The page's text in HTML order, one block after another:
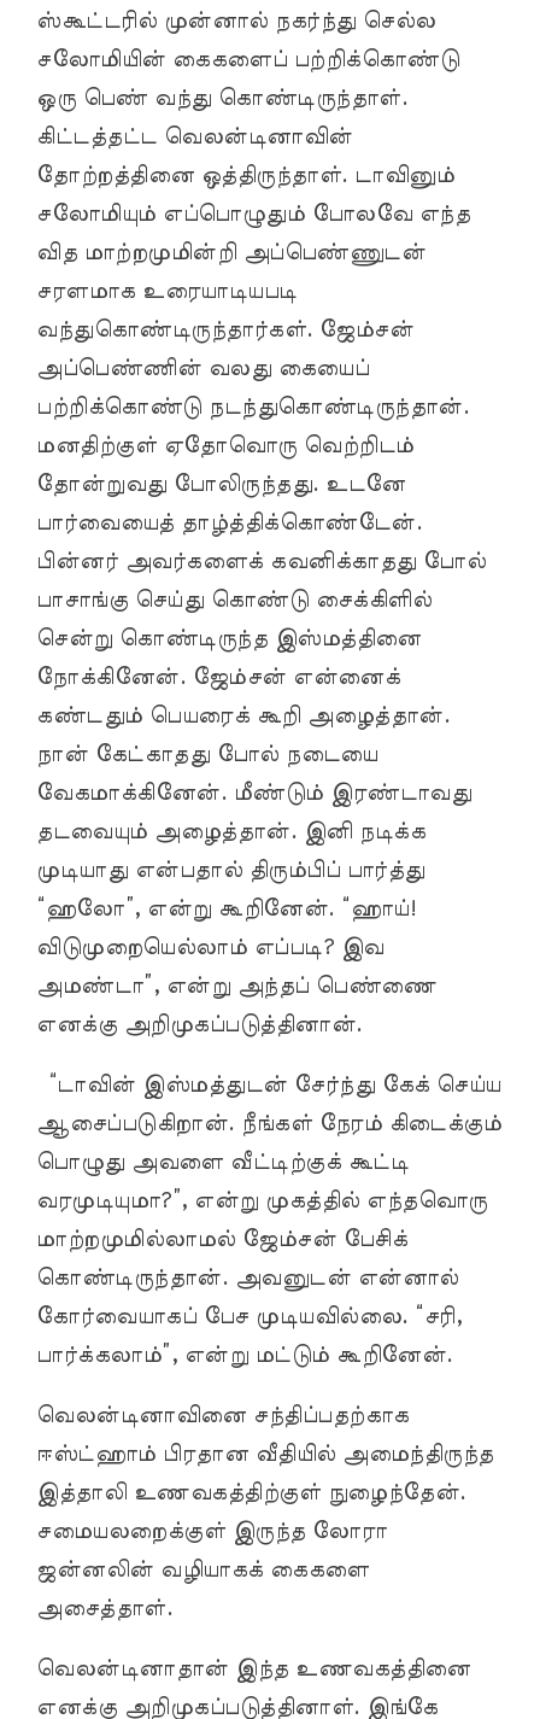
ஸ்கூட்டரில் முன்னால் நகர்ந்து செல்ல
சலோமியின் கைகளைப் பற்றிக்கொண்டு
ஒரு பெண் வந்து கொண்டிருந்தாள்.
கிட்டத்தட்ட வெலன்டினாவின்
தோற்றத்தினை ஒத்திருந்தாள். டாவினும்
சலோமியும் எப்பொழுதும் போலவே எந்த
வித மாற்றமுமின்றி அப்பெண்ணுடன்
சரளமாக உரையாடியபடி
வந்துகொண்டிருந்தார்கள். ஜேம்சன்
அப்பெண்ணின் வலது கையைப்
பற்றிக்கொண்டு நடந்துகொண்டிருந்தான்.
மனதிற்குள் ஏதோவொரு வெற்றிடம்
தோன்றுவது போலிருந்தது. உடனே
பார்வையைத் தாழ்த்திக்கொண்டேன்.
பின்னர் அவர்களைக் கவனிக்காதது போல்
பாசாங்கு செய்து கொண்டு சைக்கிளில்
சென்று கொண்டிருந்த இஸ்மத்தினை
நோக்கினேன். ஜேம்சன் என்னைக்
கண்டதும் பெயரைக் கூறி அழைத்தான்.
நான் கேட்காதது போல் நடையை
வேகமாக்கினேன். மீண்டும் இரண்டாவது
தடவையும் அழைத்தான். இனி நடிக்க
முடியாது என்பதால் திரும்பிப் பார்த்து
“ஹலோ”, என்று கூறினேன். “ஹாய்!
விடுமுறையெல்லாம் எப்படி? இவ
அமண்டா”, என்று அந்தப் பெண்ணை
எனக்கு அறிமுகப்படுத்தினான்.
“டாவின் இஸ்மத்துடன் சேர்ந்து கேக் செய்ய
ஆசைப்படுகிறான். நீங்கள் நேரம் கிடைக்கும்
பொழுது அவளை வீட்டிற்குக் கூட்டி
வரமுடியுமா?”, என்று முகத்தில் எந்தவொரு
மாற்றமுமில்லாமல் ஜேம்சன் பேசிக்
கொண்டிருந்தான். அவனுடன் என்னால்
கோர்வையாகப் பேச முடியவில்லை. “சரி,
பார்க்கலாம்”, என்று மட்டும் கூறினேன்.
வெலன்டினாவினை சந்திப்பதற்காக
ஈஸ்ட்ஹாம் பிரதான வீதியில் அமைந்திருந்த
இத்தாலி உணவகத்திற்குள் நுழைந்தேன்.
சமையலறைக்குள் இருந்த லோரா
ஜன்னலின் வழியாகக் கைகளை
அசைத்தாள்.
வெலன்டினாதான் இந்த உணவகத்தினை
எனக்கு அறிமுகப்படுத்தினாள். இங்கே